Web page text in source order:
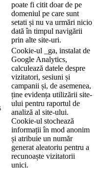
poate fi citit doar de pe
domeniul pe care sunt
setati și nu va urmări nicio
dată în timpul navigării
prin alte site-uri.
Cookie-ul _ga, instalat de
Google Analytics,
calculează datele despre
vizitatori, sesiuni și
campanii și, de asemenea,
ține evidența utilizării site-
ului pentru raportul de
analiză al site-ului.
Cookie-ul stochează
informații în mod anonim
și atribuie un număr
generat aleatoriu pentru a
recunoaște vizitatorii
unici.